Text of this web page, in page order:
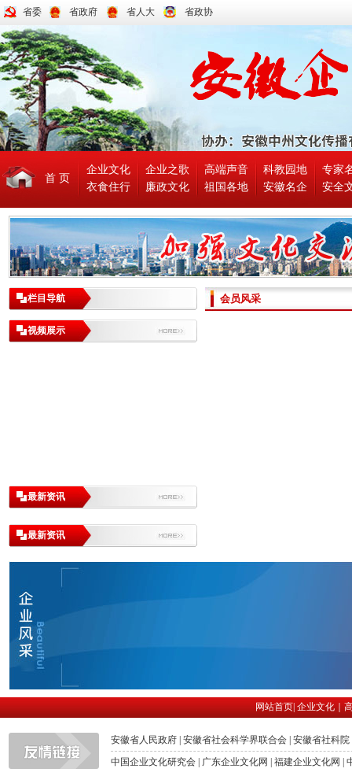
省委 省政府 省人大 省政协
首 页
企业文化 企业之歌 高端声音 科教园地
专家
衣食住行
廉政文化 祖国各地 安徽名企 安全
栏目导航
视频展示
最新资讯
最新资讯
会员风采
网站首页| 企业文化｜
安徽省人民政府 安徽省社会科学界联合会 安徽省社科院
中国企业文化研究会
广东企业文化网 福建企业文化网